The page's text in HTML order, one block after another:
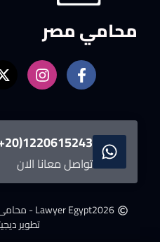
محامي مصر
1220615243(20+)
تواصل معانا الان
2026Lawyer Egypt - محامى مصر.
تطوير